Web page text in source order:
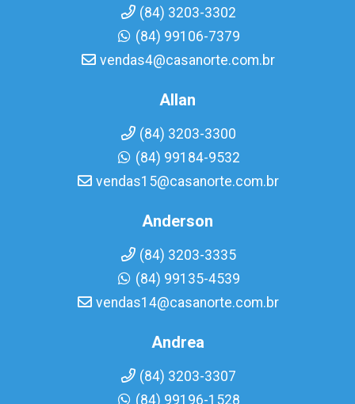
(84) 3203-3302
(84) 99106-7379
vendas4@casanorte.com.br
Allan
(84) 3203-3300
(84) 99184-9532
vendas15@casanorte.com.br
Anderson
(84) 3203-3335
(84) 99135-4539
vendas14@casanorte.com.br
Andrea
(84) 3203-3307
(84) 99196-1528